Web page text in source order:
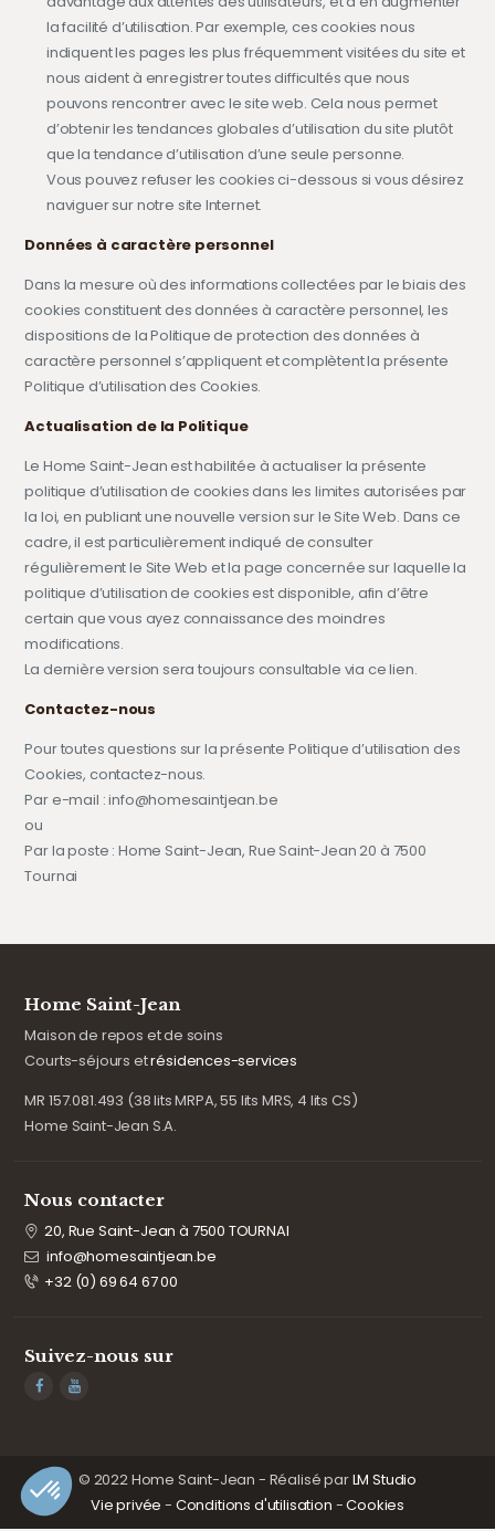
la facilité d’utilisation. Par exemple, ces cookies nous
indiquent les pages les plus fréquemment visitées du site et
nous aident à enregistrer toutes difficultés que nous
pouvons rencontrer avec le site web. Cela nous permet
d’obtenir les tendances globales d’utilisation du site plutôt
que la tendance d’utilisation d’une seule personne.
Vous pouvez refuser les cookies ci-dessous si vous désirez
naviguer sur notre site Internet.
Données à caractère personnel
Dans la mesure où des informations collectées par le biais des
cookies constituent des données à caractère personnel, les
dispositions de la Politique de protection des données à
caractère personnel s’appliquent et complètent la présente
Politique d’utilisation des Cookies.
Actualisation de la Politique
Le Home Saint-Jean est habilitée à actualiser la présente
politique d’utilisation de cookies dans les limites autorisées par
la loi, en publiant une nouvelle version sur le Site Web. Dans ce
cadre, il est particulièrement indiqué de consulter
régulièrement le Site Web et la page concernée sur laquelle la
politique d’utilisation de cookies est disponible, afin d’être
certain que vous ayez connaissance des moindres
modifications.
La dernière version sera toujours consultable via ce lien.
Contactez-nous
Pour toutes questions sur la présente Politique d’utilisation des
Cookies, contactez-nous.
Par e-mail : info@homesaintjean.be
ou
Par la poste : Home Saint-Jean, Rue Saint-Jean 20 à 7500
Tournai
Home Saint-Jean
Maison de repos et de soins
Courts-séjours etrésidences-services
MR 157.081.493 (38 lits MRPA, 55 lits MRS, 4 lits CS)
Home Saint-Jean S.A.
Nous contacter
20, Rue Saint-Jean à 7500 TOURNAI
info@homesaintjean.be
+32 (0) 69 64 67 00
Suivez-nous sur
© 2022 Home Saint-Jean - Réalisé parLM Studio
Vie privée - Conditions d'utilisation -Cookies